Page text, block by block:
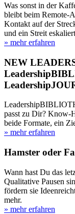
Was sonst in der
bleibt beim Remote-
Kontakt auf der
und ein Streit
» mehr erfahren
NEW
passt zu Dir? Know-
beide Formate, ein
» mehr erfahren
Hamster oder
Wann hast Du das
Qualitative Pausen
fördern sie
mehr.
» mehr erfahren